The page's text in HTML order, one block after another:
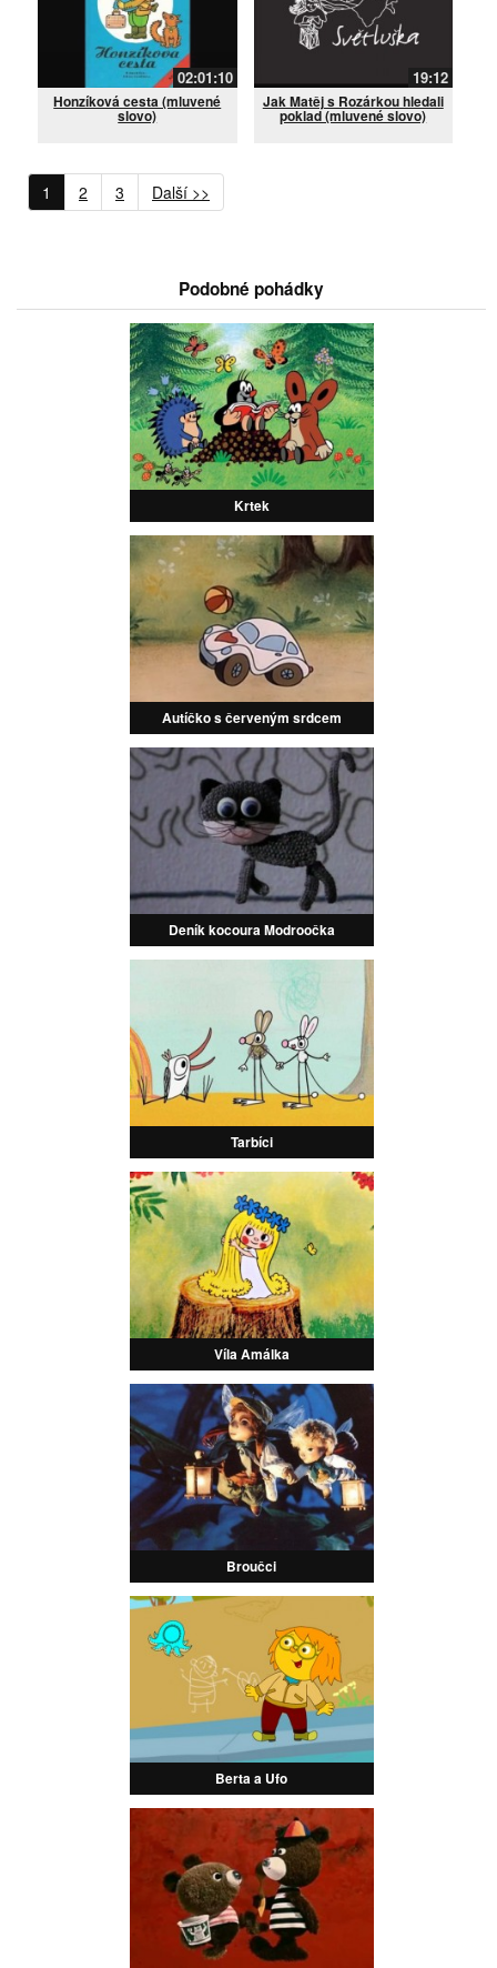
02:01:10
Honzíková cesta (mluvené
slovo)
19:12
Jak Matěj s Rozárkou hledali
poklad (mluvené slovo)
1 2 3 Další >>
Podobné pohádky
Krtek
Autíčko s červeným srdcem
Deník kocoura Modroočka
Tarbíci
Víla Amálka
Broučci
Berta a Ufo